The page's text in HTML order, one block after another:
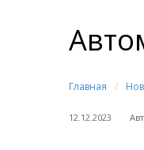
Главная /
12.12.2023